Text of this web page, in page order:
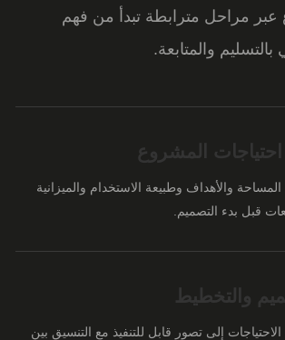
عبر مراحل مترابطة تبدأ من فهم
بالتسليم والمتابعة.
المشروع
والأهداف وطبيعة الاستخدام والميزانية
قبل بدء التصميم.
والتخطيط
إلى تصور قابل للتنفيذ مع التنسيق بين